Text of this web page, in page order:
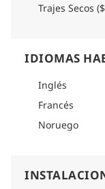
Trajes Secos
IDIOMAS
Inglés
Francés
Noruego